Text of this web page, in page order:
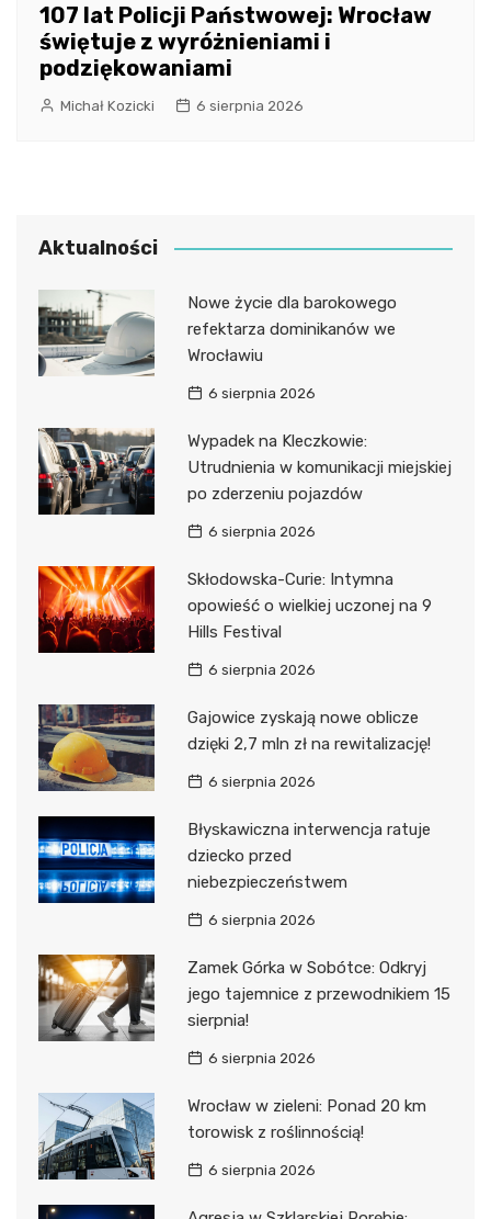
107 lat Policji Państwowej: Wrocław
świętuje z wyróżnieniami i
podziękowaniami
Michał Kozicki 6 sierpnia 2026
Aktualności
Nowe życie dla barokowego
refektarza dominikanów we
Wrocławiu
6 sierpnia 2026
Wypadek na Kleczkowie:
Utrudnienia w komunikacji miejskiej
po zderzeniu pojazdów
6 sierpnia 2026
Skłodowska-Curie: Intymna
opowieść o wielkiej uczonej na 9
Hills Festival
6 sierpnia 2026
Gajowice zyskają nowe oblicze
dzięki 2,7 mln zł na rewitalizację!
6 sierpnia 2026
Błyskawiczna interwencja ratuje
dziecko przed
niebezpieczeństwem
6 sierpnia 2026
Zamek Górka w Sobótce: Odkryj
jego tajemnice z przewodnikiem 15
sierpnia!
6 sierpnia 2026
Wrocław w zieleni: Ponad 20 km
torowisk z roślinnością!
6 sierpnia 2026